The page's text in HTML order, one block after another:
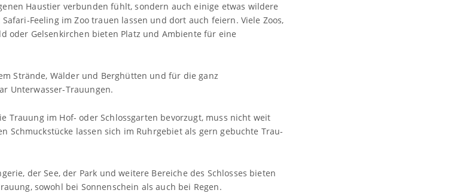
Haustier verbunden fühlt, sondern auch einige etwas wildere
Feeling im Zoo trauen lassen und dort auch feiern. Viele Zoos,
oder Gelsenkirchen bieten Platz und Ambiente für eine
Strände, Wälder und Berghütten und für die ganz
Unterwasser-Trauungen.
Trauung im Hof- oder Schlossgarten bevorzugt, muss nicht weit
Schmuckstücke lassen sich im Ruhrgebiet als gern gebuchte Trau-
der See, der Park und weitere Bereiche des Schlosses bieten
sowohl bei Sonnenschein als auch bei Regen.